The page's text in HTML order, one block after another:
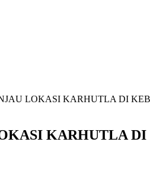
LOKASI KARHUTLA DI
KARHUTLA DI